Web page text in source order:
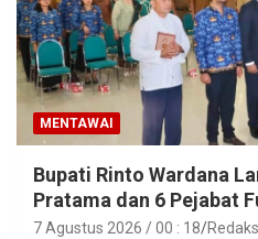
MENTAWAI
Bupati Rinto Wardana
Pratama dan 6 Pejabat
Lingkungan Pemkab
7 Agustus 2026 / 00 : 18